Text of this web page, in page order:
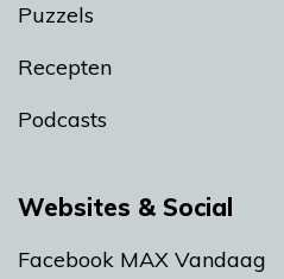
Puzzels
Recepten
Podcasts
Websites & Social
Facebook MAX Vandaag